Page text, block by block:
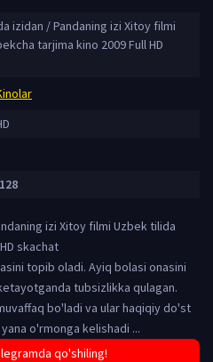
izidan / Pandaning izi Xitoy filmi
tarjima kino 2009 Full HD
izi Xitoy filmi Uzbek tilida
skachat
topib oladi. Ayiq bolasi onasini
tubsizlikka qulagan.
bo'ladi va ular haqiqiy do'st
o'rmonga kelishadi ...
qo'shiling!